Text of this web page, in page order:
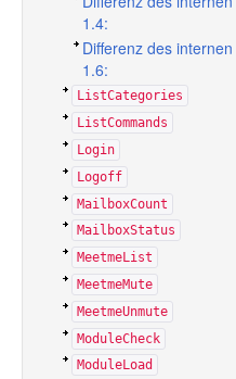
1.4:
Differenz des
1.6:
ListCategories
ListCommands
Login
Logoff
MailboxCount
MailboxStatus
MeetmeList
MeetmeMute
MeetmeUnmute
ModuleCheck
ModuleLoad